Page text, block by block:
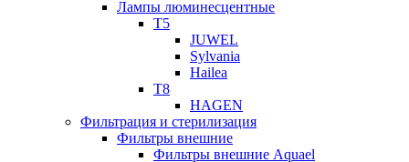
Лампы люминесцентные
T5
JUWEL
Sylvania
Hailea
T8
HAGEN
Фильтрация и стерилизация
Фильтры внешние
Фильтры внешние Aquael